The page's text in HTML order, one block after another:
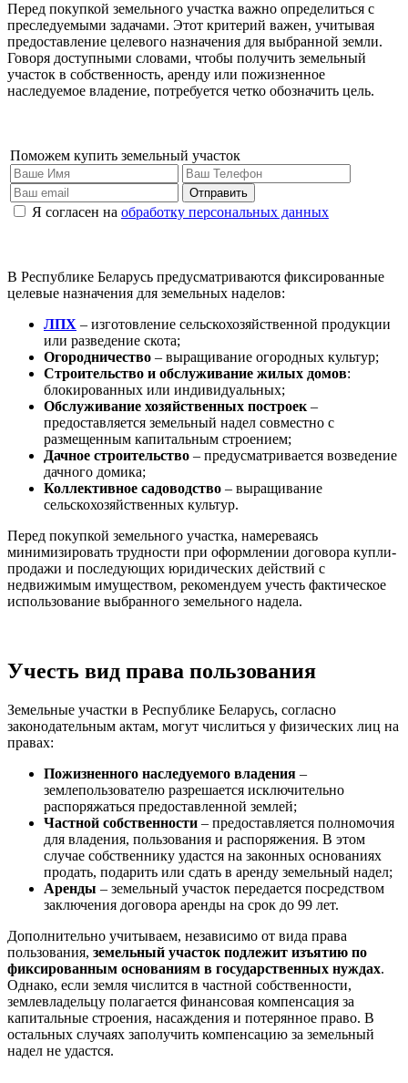
Перед покупкой земельного участка важно определиться с
преследуемыми задачами. Этот критерий важен, учитывая
предоставление целевого назначения для выбранной земли.
Говоря доступными словами, чтобы получить земельный
участок в собственность, аренду или пожизненное
наследуемое владение, потребуется четко обозначить цель.
Поможем купить земельный участок
Отправить
Я согласен на обработку персональных данных
В Республике Беларусь предусматриваются фиксированные
целевые назначения для земельных наделов:
ЛПХ – изготовление сельскохозяйственной продукции
или разведение скота;
Огородничество – выращивание огородных культур;
Строительство и обслуживание жилых домов:
блокированных или индивидуальных;
Обслуживание хозяйственных построек –
предоставляется земельный надел совместно с
размещенным капитальным строением;
Дачное строительство – предусматривается возведение
дачного домика;
Коллективное садоводство – выращивание
сельскохозяйственных культур.
Перед покупкой земельного участка, намереваясь
минимизировать трудности при оформлении договора купли-
продажи и последующих юридических действий с
недвижимым имуществом, рекомендуем учесть фактическое
использование выбранного земельного надела.
Учесть вид права пользования
Земельные участки в Республике Беларусь, согласно
законодательным актам, могут числиться у физических лиц на
правах:
Пожизненного наследуемого владения –
землепользователю разрешается исключительно
распоряжаться предоставленной землей;
Частной собственности – предоставляется полномочия
для владения, пользования и распоряжения. В этом
случае собственнику удастся на законных основаниях
продать, подарить или сдать в аренду земельный надел;
Аренды – земельный участок передается посредством
заключения договора аренды на срок до 99 лет.
Дополнительно учитываем, независимо от вида права
пользования, земельный участок подлежит изъятию по
фиксированным основаниям в государственных нуждах.
Однако, если земля числится в частной собственности,
землевладельцу полагается финансовая компенсация за
капитальные строения, насаждения и потерянное право. В
остальных случаях заполучить компенсацию за земельный
надел не удастся.